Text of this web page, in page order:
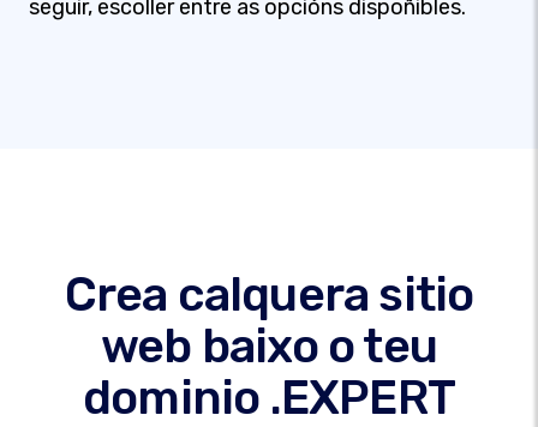
seguir, escoller entre as opcións dispoñibles.
Crea calquera sitio
web baixo o teu
dominio .EXPERT